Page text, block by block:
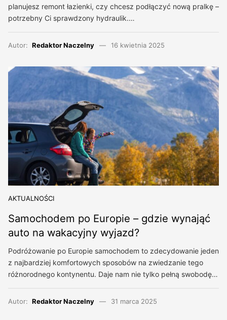
planujesz remont łazienki, czy chcesz podłączyć nową pralkę –
potrzebny Ci sprawdzony hydraulik.…
Autor: Redaktor Naczelny 16 kwietnia 2025
AKTUALNOŚCI
Samochodem po Europie – gdzie wynająć
auto na wakacyjny wyjazd?
Podróżowanie po Europie samochodem to zdecydowanie jeden
z najbardziej komfortowych sposobów na zwiedzanie tego
różnorodnego kontynentu. Daje nam nie tylko pełną swobodę…
Autor: Redaktor Naczelny 31 marca 2025